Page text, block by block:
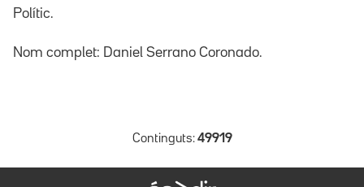
Polític.
Nom complet: Daniel Serrano Coronado.
Continguts: 49919